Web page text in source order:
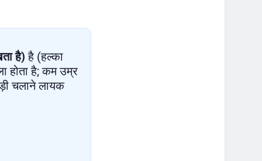
है) है (हल्का
होता है; कम उम्र
चलाने लायक